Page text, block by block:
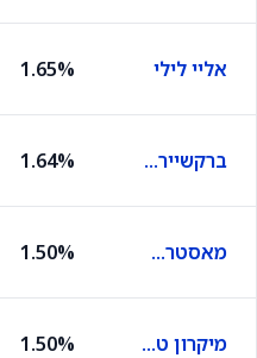
אליי לילי 1.65%
ברקשייר הת'אווי בי 1.64%
מאסטרקארד 1.50%
מיקרון טכנולוג'י 1.50%